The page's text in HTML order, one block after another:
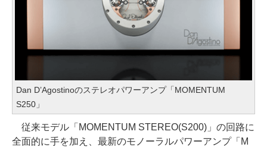
Dan D’Agostinoのステレオパワーアンプ「MOMENTUM
S250」
従来モデル「MOMENTUM STEREO(S200)」の回路に
全面的に手を加え、最新のモノーラルパワーアンプ「M